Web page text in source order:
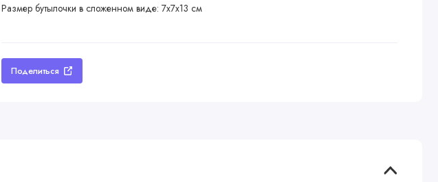
Размер бутылочки в сложенном виде: 7х7х13 см
Поделиться